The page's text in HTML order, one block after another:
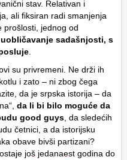
stav. Relativan i
ali fiksiran radi smanjenja
prošlosti, jednog od
uobličavanje sadašnjosti, s
su privremeni. Ne drži ih
i zato – ni zbog čega
da je srpska istorija – da
da li bi bilo moguće da
good guys , da sledećih
četnici, a da istorijsku
obave bivši partizani?
još jedanaest godina do